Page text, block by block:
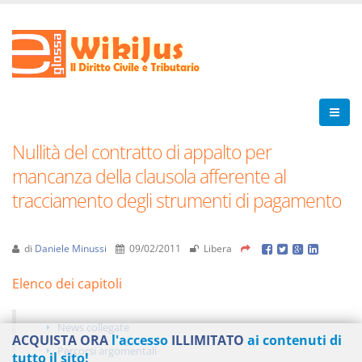
Nullità del contratto di appalto per
mancanza della clausola afferente al
tracciamento degli strumenti di pagamento
di Daniele Minussi 09/02/2011 Libera
Elenco dei capitoli
News collegate
Percorsi argomentali
ACQUISTA ORA l'accesso ILLIMITATO ai contenuti di
tutto il sito!